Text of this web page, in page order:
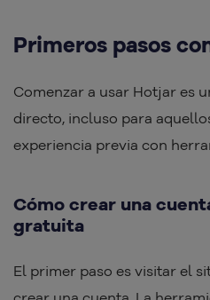
Primeros pasos
Comenzar a usar Hotjar es
directo, incluso para
experiencia previa con
Cómo crear una
gratuita
El primer paso es visitar el